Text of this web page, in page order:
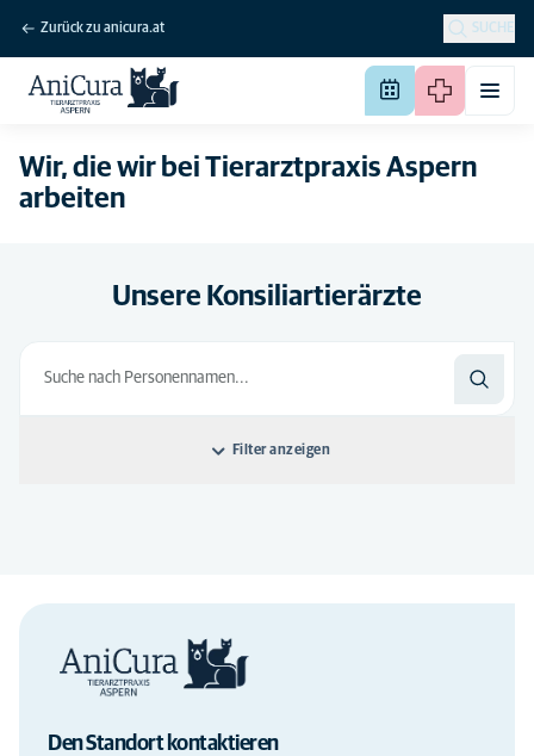
Zurück zu anicura.at SUCHE
Wir, die wir bei Tierarztpraxis Aspern
arbeiten
Unsere Konsiliartierärzte
Filter anzeigen
Alphabetisch
Den Standort kontaktieren